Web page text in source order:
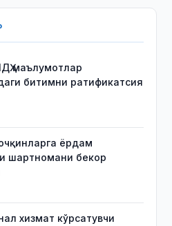
маълумотлар
битимни ратификатсия
ёрдам
шартномани бекор
хизмат кўрсатувчи